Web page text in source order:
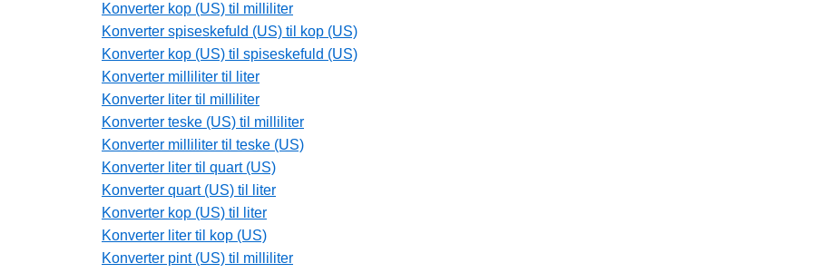
Konverter kop (US) til milliliter
Konverter spiseskefuld (US) til kop (US)
Konverter kop (US) til spiseskefuld (US)
Konverter milliliter til liter
Konverter liter til milliliter
Konverter teske (US) til milliliter
Konverter milliliter til teske (US)
Konverter liter til quart (US)
Konverter quart (US) til liter
Konverter kop (US) til liter
Konverter liter til kop (US)
Konverter pint (US) til milliliter